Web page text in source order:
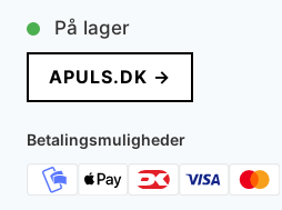
pris
var:
4.000 kr..
På lager
APULS.DK →
Betalingsmuligheder